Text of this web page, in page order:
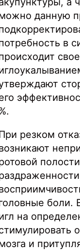
данную
в
резком
боли.
на
и